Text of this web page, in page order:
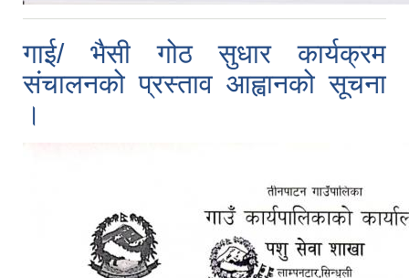
गाई/ भैसी गोठ सुधार कार्यक्रम
संचालनको प्रस्ताव आह्वानको सूचना
।